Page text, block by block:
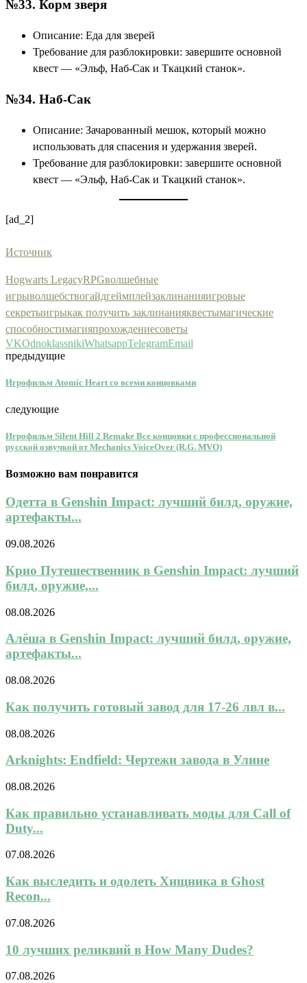
№33. Корм ​​зверя
Описание: Еда для зверей
Требование для разблокировки: завершите основной
квест — «Эльф, Наб-Сак и Ткацкий станок».
№34. Наб-Сак
Описание: Зачарованный мешок, который можно
использовать для спасения и удержания зверей.
Требование для разблокировки: завершите основной
квест — «Эльф, Наб-Сак и Ткацкий станок».
[ad_2]
Источник
Hogwarts LegacyRPGволшебные
игрыволшебствогайдгеймплейзаклинанияигровые
секретыигрыкак получить заклинанияквестымагические
способностимагияпрохождениесоветы
VKOdnoklassnikiWhatsappTelegramEmail
предыдущие
Игрофильм Atomic Heart со всеми концовками
следующие
Игрофильм Silent Hill 2 Remake Все концовки с профессиональной
русской озвучкой от Mechanics VoiceOver (R.G. MVO)
Возможно вам понравится
Одетта в Genshin Impact: лучший билд, оружие,
артефакты...
09.08.2026
Крио Путешественник в Genshin Impact: лучший
билд, оружие,...
08.08.2026
Алёша в Genshin Impact: лучший билд, оружие,
артефакты...
08.08.2026
Как получить готовый завод для 17-26 лвл в...
08.08.2026
Arknights: Endfield: Чертежи завода в Улине
08.08.2026
Как правильно устанавливать моды для Call of
Duty...
07.08.2026
Как выследить и одолеть Хищника в Ghost
Recon...
07.08.2026
10 лучших реликвий в How Many Dudes?
07.08.2026